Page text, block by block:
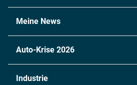
Meine News
Auto-Krise 2026
Industrie